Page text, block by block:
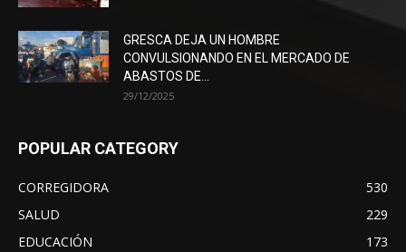
GRESCA DEJA UN HOMBRE
CONVULSIONANDO EN EL MERCADO DE
ABASTOS DE...
29/12/2025
POPULAR CATEGORY
CORREGIDORA
530
SALUD
229
EDUCACIÓN
173